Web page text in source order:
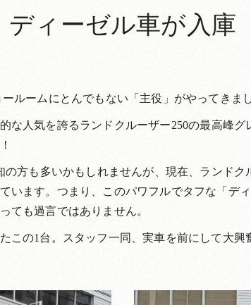
ディーゼル車が入庫
ルームにとんでもない「主役」がやってきま
な人気を誇るランドクルーザー250の最高峰
方も多いかもしれませんが、現在、ランドク
います。つまり、このパワフルでタフな「デ
ても過言ではありません。
この1台。スタッフ一同、実車を前にして大興